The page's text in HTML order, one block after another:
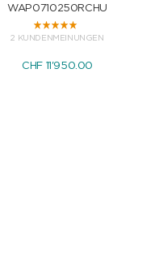
WAP0710250RCHU
2 KUNDENMEINUNGEN
CHF 11'950.00